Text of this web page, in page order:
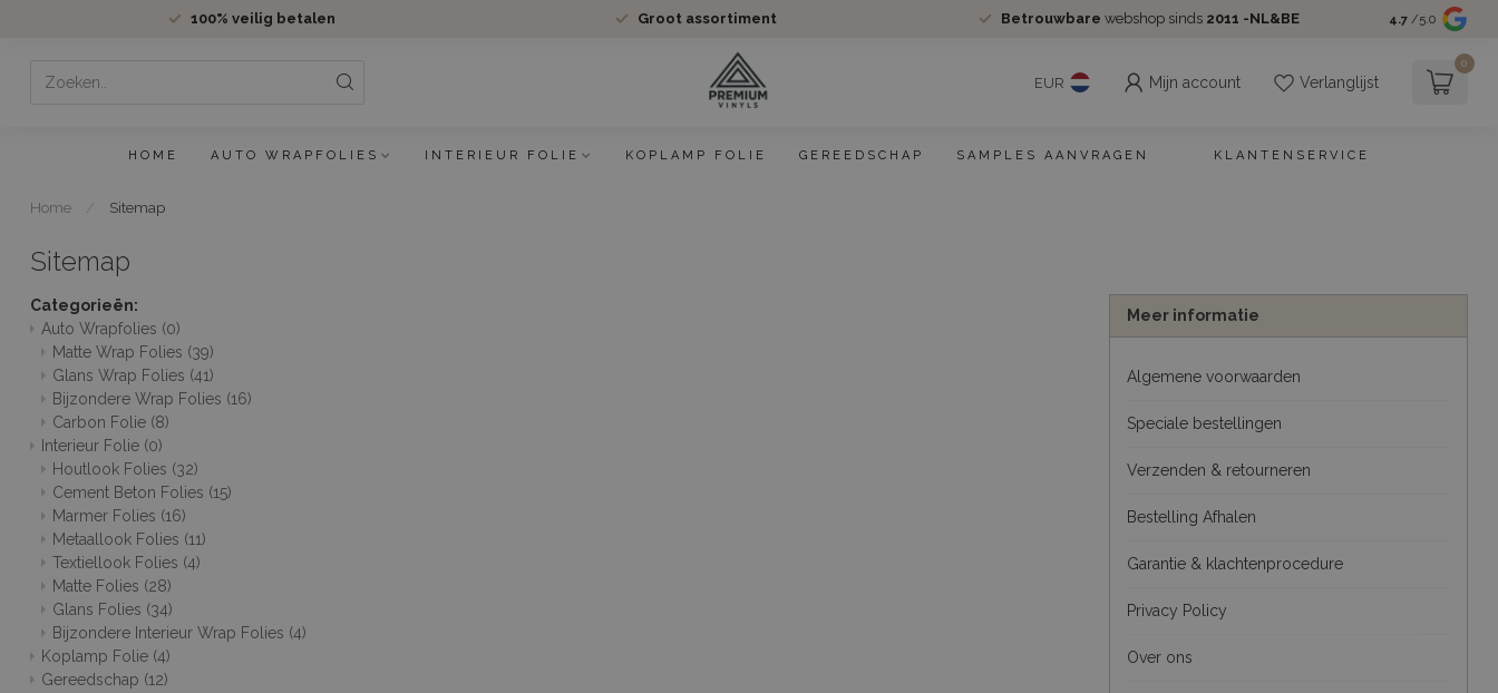
100% veilig betalen Groot assortiment Betrouwbare webshop sinds 2011 -NL&BE 4.7 /5.0
EUR Mijn account Verlanglijst
0
HOME AUTO WRAPFOLIES INTERIEUR FOLIE KOPLAMP FOLIE GEREEDSCHAP SAMPLES AANVRAGEN KLANTENSERVICE
Home / Sitemap
Sitemap
Categorieën:
Auto Wrapfolies (0)
Matte Wrap Folies (39)
Glans Wrap Folies (41)
Bijzondere Wrap Folies (16)
Carbon Folie (8)
Interieur Folie (0)
Houtlook Folies (32)
Cement Beton Folies (15)
Marmer Folies (16)
Metaallook Folies (11)
Textiellook Folies (4)
Matte Folies (28)
Glans Folies (34)
Bijzondere Interieur Wrap Folies (4)
Koplamp Folie (4)
Gereedschap (12)
Meer informatie
Algemene voorwaarden
Speciale bestellingen
Verzenden & retourneren
Bestelling Afhalen
Garantie & klachtenprocedure
Privacy Policy
Over ons